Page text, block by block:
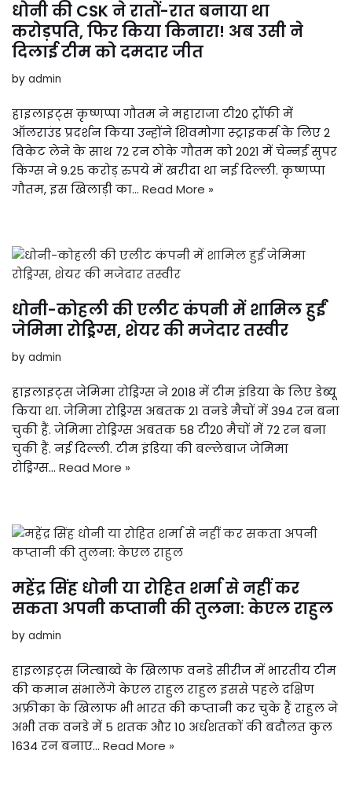
धोनी की CSK ने रातों-रात बनाया था
करोड़पति, फिर किया किनारा! अब उसी ने
दिलाई टीम को दमदार जीत
by admin
हाइलाइट्स कृष्णप्पा गौतम ने महाराजा टी20 ट्रॉफी में
ऑलराउंड प्रदर्शन किया उन्होंने शिवमोगा स्ट्राइकर्स के लिए 2
विकेट लेने के साथ 72 रन ठोके गौतम को 2021 में चेन्नई सुपर
किंग्स ने 9.25 करोड़ रुपये में खरीदा था नई दिल्ली. कृष्णप्पा
गौतम, इस खिलाड़ी का… Read More »
धोनी-कोहली की एलीट कंपनी में शामिल हुईं
जेमिमा रोड्रिग्स, शेयर की मजेदार तस्वीर
by admin
हाइलाइट्स जेमिमा रोड्रिग्स ने 2018 में टीम इंडिया के लिए डेब्यू
किया था. जेमिमा रोड्रिग्स अबतक 21 वनडे मैचों में 394 रन बना
चुकी हैं. जेमिमा रोड्रिग्स अबतक 58 टी20 मैचों में 72 रन बना
चुकी हैं. नई दिल्ली. टीम इंडिया की बल्लेबाज जेमिमा
रोड्रिग्स… Read More »
महेंद्र सिंह धोनी या रोहित शर्मा से नहीं कर
सकता अपनी कप्तानी की तुलना: केएल राहुल
by admin
हाइलाइट्स जिम्बाब्वे के खिलाफ वनडे सीरीज में भारतीय टीम
की कमान संभालेंगे केएल राहुल राहुल इससे पहले दक्षिण
अफ्रीका के खिलाफ भी भारत की कप्तानी कर चुके हैं राहुल ने
अभी तक वनडे में 5 शतक और 10 अर्धशतकों की बदौलत कुल
1634 रन बनाए… Read More »